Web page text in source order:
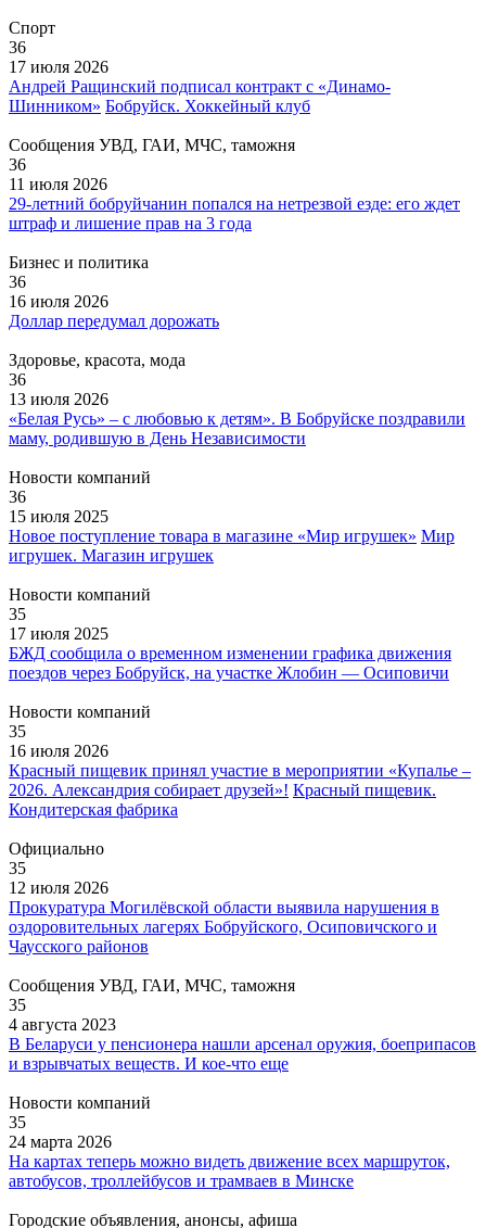
Спорт
36
17 июля 2026
Андрей Ращинский подписал контракт с «Динамо-
Шинником» Бобруйск. Хоккейный клуб
Сообщения УВД, ГАИ, МЧС, таможня
36
11 июля 2026
29-летний бобруйчанин попался на нетрезвой езде: его ждет
штраф и лишение прав на 3 года
Бизнес и политика
36
16 июля 2026
Доллар передумал дорожать
Здоровье, красота, мода
36
13 июля 2026
«Белая Русь» – с любовью к детям». В Бобруйске поздравили
маму, родившую в День Независимости
Новости компаний
36
15 июля 2025
Новое поступление товара в магазине «Мир игрушек» Мир
игрушек. Магазин игрушек
Новости компаний
35
17 июля 2025
БЖД сообщила о временном изменении графика движения
поездов через Бобруйск, на участке Жлобин — Осиповичи
Новости компаний
35
16 июля 2026
Красный пищевик принял участие в мероприятии «Купалье –
2026. Александрия собирает друзей»! Красный пищевик.
Кондитерская фабрика
Официально
35
12 июля 2026
Прокуратура Могилёвской области выявила нарушения в
оздоровительных лагерях Бобруйского, Осиповичского и
Чаусского районов
Сообщения УВД, ГАИ, МЧС, таможня
35
4 августа 2023
В Беларуси у пенсионера нашли арсенал оружия, боеприпасов
и взрывчатых веществ. И кое-что еще
Новости компаний
35
24 марта 2026
На картах теперь можно видеть движение всех маршруток,
автобусов, троллейбусов и трамваев в Минске
Городские объявления, анонсы, афиша